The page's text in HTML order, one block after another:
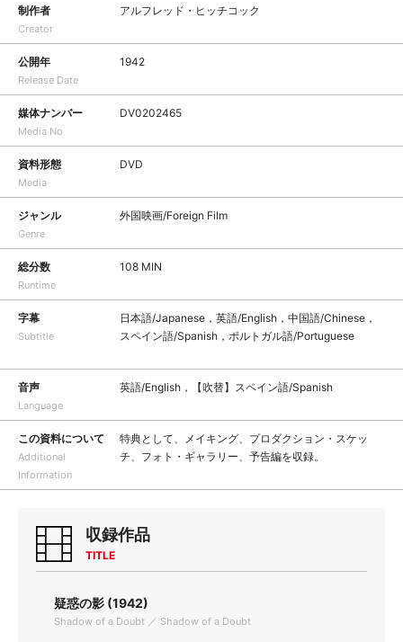
制作者
Creator
アルフレッド・ヒッチコック
公開年
Release Date
1942
媒体ナンバー
Media No
DV0202465
資料形態
Media
DVD
ジャンル
Genre
外国映画/Foreign Film
総分数
Runtime
108 MIN
字幕
Subtitle
日本語/Japanese，英語/English，中国語/Chinese，
スペイン語/Spanish，ポルトガル語/Portuguese
音声
Language
英語/English，【吹替】スペイン語/Spanish
この資料について
Additional
Information
特典として、メイキング、プロダクション・スケッ
チ、フォト・ギャラリー、予告編を収録。
収録作品
TITLE
疑惑の影 (1942)
Shadow of a Doubt ／ Shadow of a Doubt